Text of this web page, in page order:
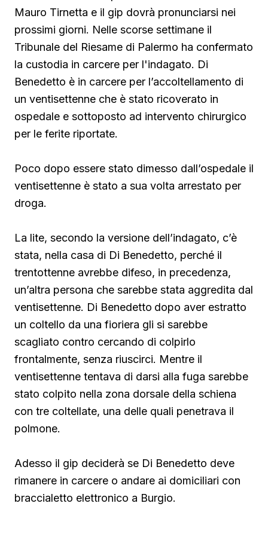
Mauro Tirnetta e il gip dovrà pronunciarsi nei
prossimi giorni. Nelle scorse settimane il
Tribunale del Riesame di Palermo ha confermato
la custodia in carcere per l'indagato. Di
Benedetto è in carcere per l’accoltellamento di
un ventisettenne che è stato ricoverato in
ospedale e sottoposto ad intervento chirurgico
per le ferite riportate.
Poco dopo essere stato dimesso dall’ospedale il
ventisettenne è stato a sua volta arrestato per
droga.
La lite, secondo la versione dell’indagato, c’è
stata, nella casa di Di Benedetto, perché il
trentottenne avrebbe difeso, in precedenza,
un’altra persona che sarebbe stata aggredita dal
ventisettenne. Di Benedetto dopo aver estratto
un coltello da una fioriera gli si sarebbe
scagliato contro cercando di colpirlo
frontalmente, senza riuscirci. Mentre il
ventisettenne tentava di darsi alla fuga sarebbe
stato colpito nella zona dorsale della schiena
con tre coltellate, una delle quali penetrava il
polmone.
Adesso il gip deciderà se Di Benedetto deve
rimanere in carcere o andare ai domiciliari con
braccialetto elettronico a Burgio.